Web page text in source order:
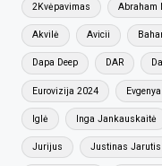
2Kvėpavimas Abraham
Akvilė Avicii
Dapa Deep DAR
Eurovizija 2024
Iglė Inga Jankauskaitė
Jurijus Justinas Jarutis